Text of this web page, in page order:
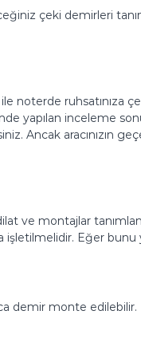
çeki demirleri
noterde
yapılan inceleme
Ancak aracınızın
ve montajlar
işletilmelidir. Eğer
demir monte edilebilir.